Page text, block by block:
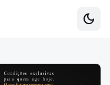
dark_mode